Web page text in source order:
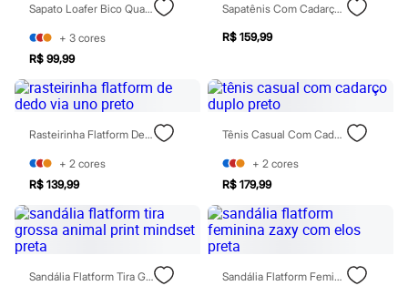
Calças
Calçados
Regatas
Moda íntima
Cuecas
Meias
Pijamas
Moda praia
Personagens
Plus size
Blusas e Camisetas
Calças
Camisas
Casacos e Jaquetas
Jeans
Moda esportiva
Shorts e Bermudas
Sapato Loafer Bico Quadrado Com Fivela Preto
+ 3 cores
R$ 99,99
Sapatênis Com Cadarço Elástico Preto
R$ 159,99
Rasteirinha Flatform De Dedo Via Uno Preto
+ 2 cores
R$ 139,99
Tênis Casual Com Cadarço Duplo Preto
+ 2 cores
R$ 179,99
Sandália Flatform Tira Grossa Animal Print Mindset Preta Sandália Flatform Feminina Zaxy Com Elos Preta